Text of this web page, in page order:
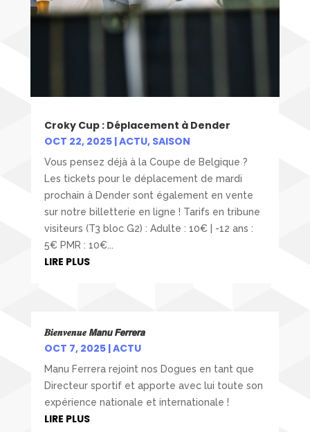
Croky Cup : Déplacement à Dender
OCT 22, 2025|ACTU, SAISON
Vous pensez déjà à la Coupe de Belgique ?
Les tickets pour le déplacement de mardi
prochain à Dender sont également en vente
sur notre billetterie en ligne ! Tarifs en tribune
visiteurs (T3 bloc G2) : Adulte : 10€ | -12 ans :
5€ PMR : 10€...
LIRE PLUS
𝑩𝒊𝒆𝒏𝒗𝒆𝒏𝒖𝒆 𝙈𝙖𝙣𝙪 𝙁𝙚𝙧𝙧𝙚𝙧𝙖
OCT 7, 2025|ACTU
Manu Ferrera rejoint nos Dogues en tant que
Directeur sportif et apporte avec lui toute son
expérience nationale et internationale !
LIRE PLUS